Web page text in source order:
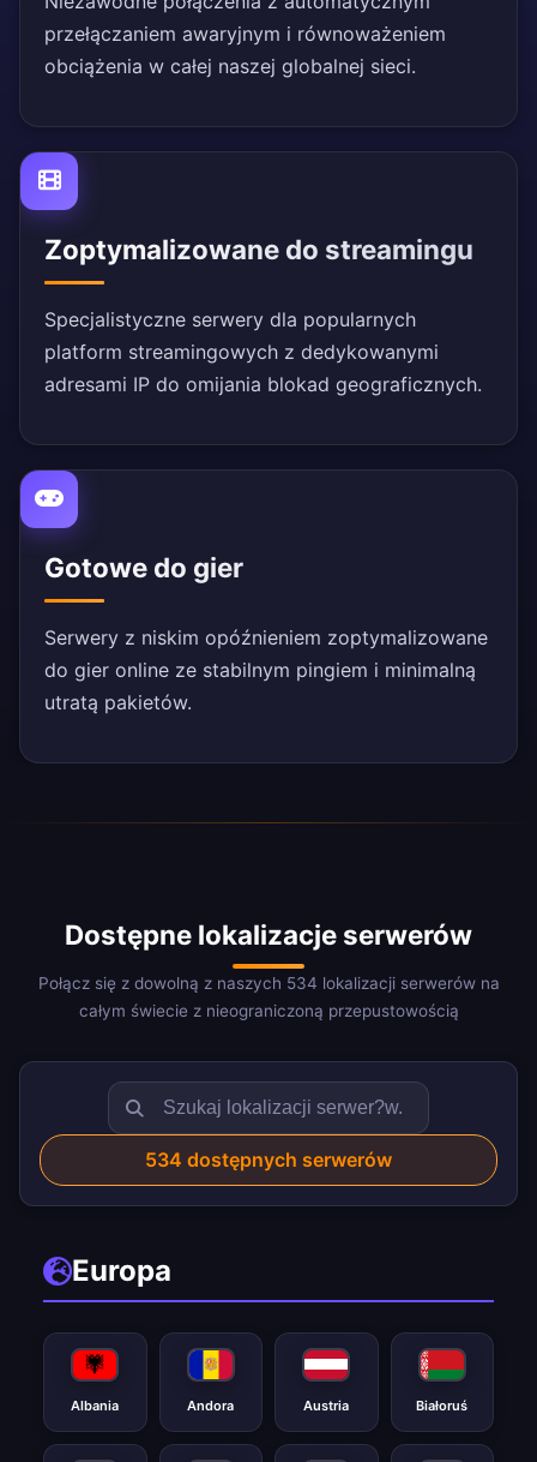
przełączaniem awaryjnym i równoważeniem
obciążenia w całej naszej globalnej sieci.
Zoptymalizowane do streamingu
Specjalistyczne serwery dla popularnych
platform streamingowych z dedykowanymi
adresami IP do omijania blokad geograficznych.
Gotowe do gier
Serwery z niskim opóźnieniem zoptymalizowane
do gier online ze stabilnym pingiem i minimalną
utratą pakietów.
Dostępne lokalizacje serwerów
Połącz się z dowolną z naszych 534 lokalizacji serwerów na
całym świecie z nieograniczoną przepustowością
534 dostępnych serwerów
Europa
Albania Andora Austria Białoruś